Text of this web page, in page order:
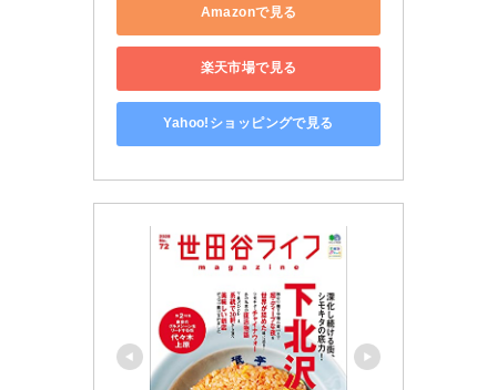
Amazonで見る
楽天市場で見る
Yahoo!ショッピングで見る